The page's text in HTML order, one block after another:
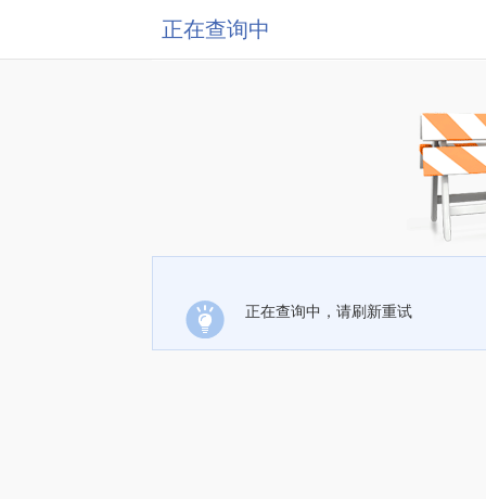
正在查询中
正在查询中，请刷新重试